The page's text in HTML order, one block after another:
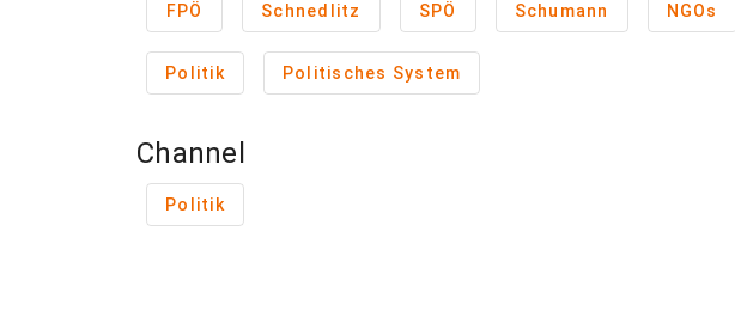
FPÖ Schnedlitz SPÖ Schumann NGOs
Politik Politisches System
Channel
Politik